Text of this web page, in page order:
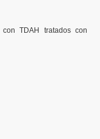
TDAH tratados con